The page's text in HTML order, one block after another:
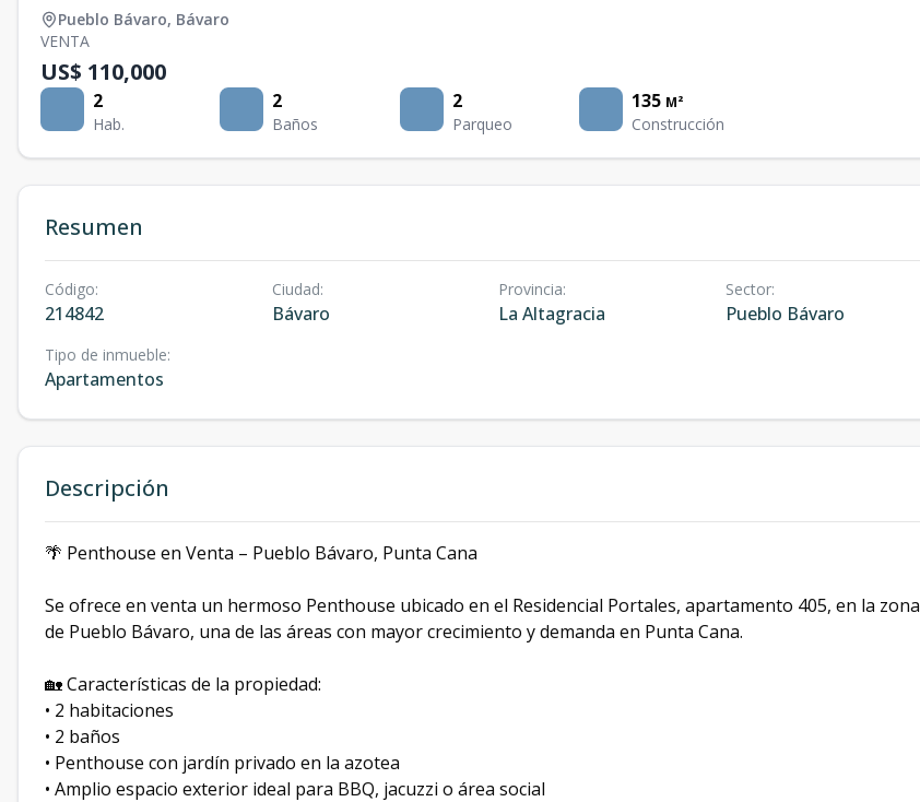
Pueblo Bávaro, Bávaro
VENTA
US$ 110,000
2
Hab.
2
Baños
2
Parqueo
135 M²
Construcción
Resumen
Código:
214842
Ciudad:
Bávaro
Provincia:
La Altagracia
Sector:
Pueblo Bávaro
Tipo de inmueble:
Apartamentos
Descripción
🌴 Penthouse en Venta – Pueblo Bávaro, Punta Cana
Se ofrece en venta un hermoso Penthouse ubicado en el Residencial Portales, apartamento 405, en la zona
de Pueblo Bávaro, una de las áreas con mayor crecimiento y demanda en Punta Cana.
🏡 Características de la propiedad:
• 2 habitaciones
• 2 baños
• Penthouse con jardín privado en la azotea
• Amplio espacio exterior ideal para BBQ, jacuzzi o área social